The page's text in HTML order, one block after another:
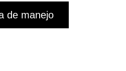
de manejo